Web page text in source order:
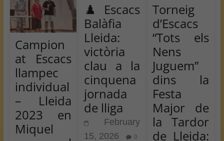
Campion
at Escacs
llampec
individual
– Lleida
2023 en
Miquel
♟️ Escacs
Balàfia
Lleida:
victòria
clau a la
cinquena
jornada
de lliga
February
15, 2026
0
Torneig
d’Escacs
“Tots els
Nens
Juguem”
dins la
Festa
Major de
la Tardor
de Lleida: